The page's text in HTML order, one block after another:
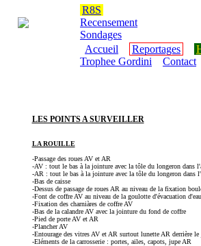
R8S
Recensement
Sondages
Accueil
Reportages
Trophee Gordini
Contact
LES POINTS A SURVEILLER
LA ROUILLE
-Passage des roues AV et AR
-AV : tout le bas à la jointure avec la tôle du longeron dans
-AR : tout le bas à la jointure avec la tôle du longeron dans
-Bas de caisse
-Dessus de passage de roues AR au niveau de la fixation
-Font de coffre AV au niveau de la goulotte d'évacuation
-Fixation des charniàres de coffre AV
-Bas de la calandre AV avec la jointure du fond de coffre
-Pied de porte AV et AR
-Plancher AV
-Entourage des vitres AV et AR surtout lunette AR derrière
-Eléments de la carrosserie : portes, ailes, capots, jupe AR